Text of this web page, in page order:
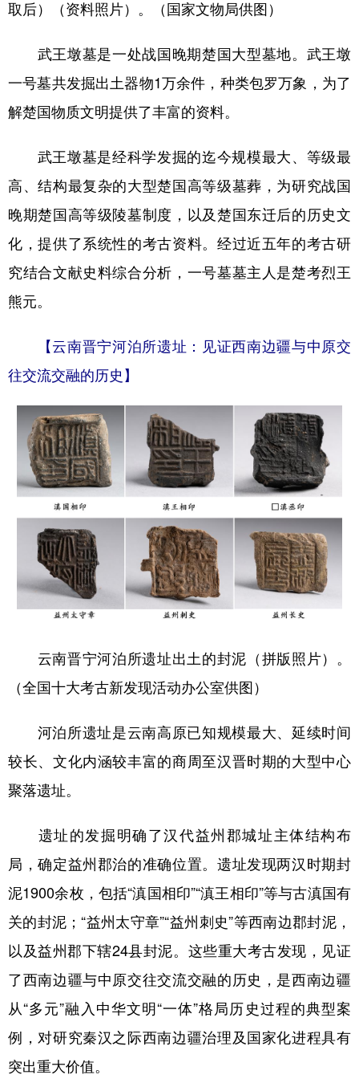
取后）（资料照片）。（国家文物局供图）
武王墩墓是一处战国晚期楚国大型墓地。武王墩
一号墓共发掘出土器物1万余件，种类包罗万象，为了
解楚国物质文明提供了丰富的资料。
武王墩墓是经科学发掘的迄今规模最大、等级最
高、结构最复杂的大型楚国高等级墓葬，为研究战国
晚期楚国高等级陵墓制度，以及楚国东迁后的历史文
化，提供了系统性的考古资料。经过近五年的考古研
究结合文献史料综合分析，一号墓墓主人是楚考烈王
熊元。
【云南晋宁河泊所遗址：见证西南边疆与中原交
往交流交融的历史】
云南晋宁河泊所遗址出土的封泥（拼版照片）。
（全国十大考古新发现活动办公室供图）
河泊所遗址是云南高原已知规模最大、延续时间
较长、文化内涵较丰富的商周至汉晋时期的大型中心
聚落遗址。
遗址的发掘明确了汉代益州郡城址主体结构布
局，确定益州郡治的准确位置。遗址发现两汉时期封
泥1900余枚，包括“滇国相印”“滇王相印”等与古滇国有
关的封泥；“益州太守章”“益州刺史”等西南边郡封泥，
以及益州郡下辖24县封泥。这些重大考古发现，见证
了西南边疆与中原交往交流交融的历史，是西南边疆
从“多元”融入中华文明“一体”格局历史过程的典型案
例，对研究秦汉之际西南边疆治理及国家化进程具有
突出重大价值。